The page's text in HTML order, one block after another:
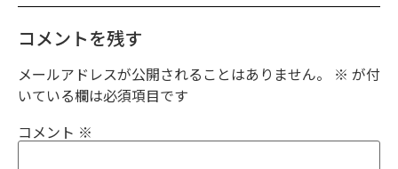
コメントを残す
メールアドレスが公開されることはありません。 ※ が付
いている欄は必須項目です
コメント ※